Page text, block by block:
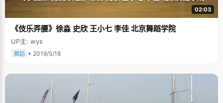
02:03
《伎乐弄腰》徐淼 史欣 王小七 李佳 北京舞蹈学院
UP主: wys
舞蹈 • 2019/5/18